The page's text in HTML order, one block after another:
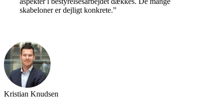
skabeloner er dejligt konkrete.”
Kristian Knudsen